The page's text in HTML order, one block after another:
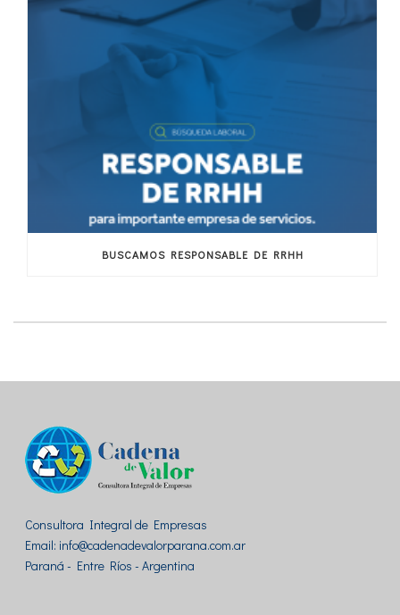
BUSCAMOS RESPONSABLE DE RRHH
Consultora Integral de Empresas
Email: info@cadenadevalorparana.com.ar
Paraná - Entre Ríos - Argentina